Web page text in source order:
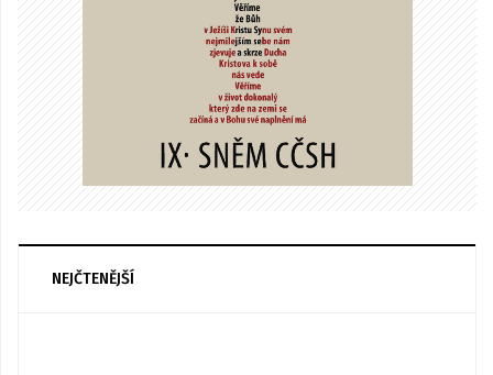
NEJČTENĚJŠÍ